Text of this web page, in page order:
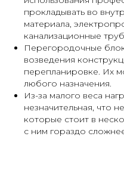
прокладывать во
материала,
канализационные
Перегородочные
возведения
перепланировке. Их
любого назначения.
Из-за малого веса
незначительная, что
которые стоит в
с ним гораздо